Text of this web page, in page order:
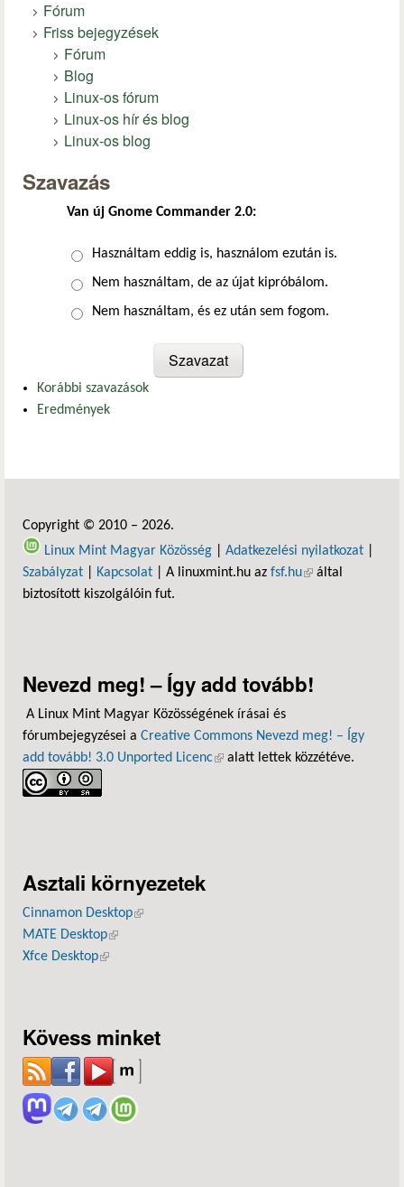
Fórum
Friss bejegyzések
Fórum
Blog
Linux-os fórum
Linux-os hír és blog
Linux-os blog
Szavazás
Van új Gnome Commander 2.0:
Választások
Használtam eddig is, használom ezután is.
Nem használtam, de az újat kipróbálom.
Nem használtam, és ez után sem fogom.
Korábbi szavazások
Eredmények
Copyright © 2010 – 2026.
Linux Mint Magyar Közösség
Adatkezelési nyilatkozat
Szabályzat
Kapcsolat | A linuxmint.hu az fsf.hu(külső hivatkozás)
által
biztosított kiszolgálóin fut.
Nevezd meg! – Így add tovább!
A Linux Mint Magyar Közösségének írásai és
fórumbejegyzései a Creative Commons Nevezd meg! – Így
add tovább! 3.0 Unported Licenc(külső hivatkozás)
alatt lettek közzétéve.
Asztali környezetek
Cinnamon Desktop(külső hivatkozás)
MATE Desktop(külső hivatkozás)
Xfce Desktop(külső hivatkozás)
Kövess minket